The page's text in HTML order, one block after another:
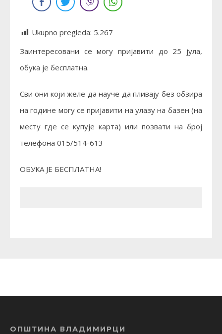
Ukupno pregleda: 5.267
Заинтересовани се могу пријавити до 25 јула,
обука је бесплатна.
Сви они који желе да науче да пливају без обзира
на године могу се пријавити на улазу на базен (на
месту где се купује карта) или позвати на број
телефона 015/514-613
ОБУКА ЈЕ БЕСПЛАТНА!
ОПШТИНА ВЛАДИМИРЦИ